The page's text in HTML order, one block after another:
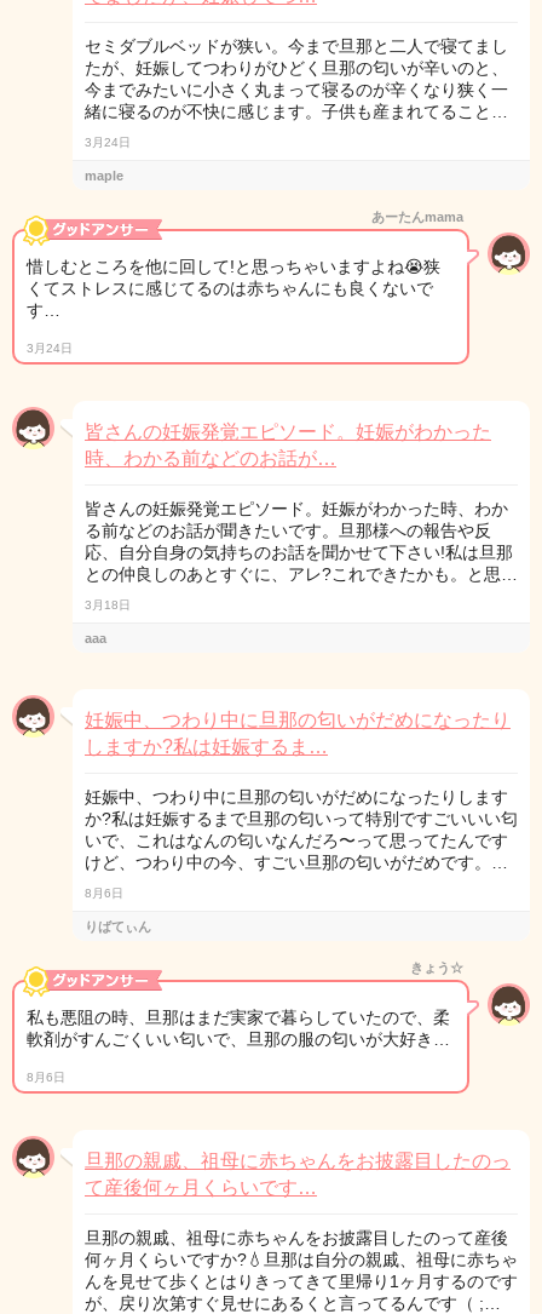
セミダブルベッドが狭い。今まで旦那と二人で寝てまし
たが、妊娠してつわりがひどく旦那の匂いが辛いのと、
今までみたいに小さく丸まって寝るのが辛くなり狭く一
緒に寝るのが不快に感じます。子供も産まれてること…
3月24日
maple
あーたんmama
惜しむところを他に回して!と思っちゃいますよね😭狭
くてストレスに感じてるのは赤ちゃんにも良くないで
す…
3月24日
皆さんの妊娠発覚エピソード。妊娠がわかった
時、わかる前などのお話が…
皆さんの妊娠発覚エピソード。妊娠がわかった時、わか
る前などのお話が聞きたいです。旦那様への報告や反
応、自分自身の気持ちのお話を聞かせて下さい!私は旦那
との仲良しのあとすぐに、アレ?これできたかも。と思…
3月18日
aaa
妊娠中、つわり中に旦那の匂いがだめになったり
しますか?私は妊娠するま…
妊娠中、つわり中に旦那の匂いがだめになったりします
か?私は妊娠するまで旦那の匂いって特別ですごいいい匂
いで、これはなんの匂いなんだろ〜って思ってたんです
けど、つわり中の今、すごい旦那の匂いがだめです。…
8月6日
りばてぃん
きょう☆
私も悪阻の時、旦那はまだ実家で暮らしていたので、柔
軟剤がすんごくいい匂いで、旦那の服の匂いが大好き…
8月6日
旦那の親戚、祖母に赤ちゃんをお披露目したのっ
て産後何ヶ月くらいです…
旦那の親戚、祖母に赤ちゃんをお披露目したのって産後
何ヶ月くらいですか?💧旦那は自分の親戚、祖母に赤ちゃ
んを見せて歩くとはりきってきて里帰り1ヶ月するのです
が、戻り次第すぐ見せにあるくと言ってるんです（ ;…